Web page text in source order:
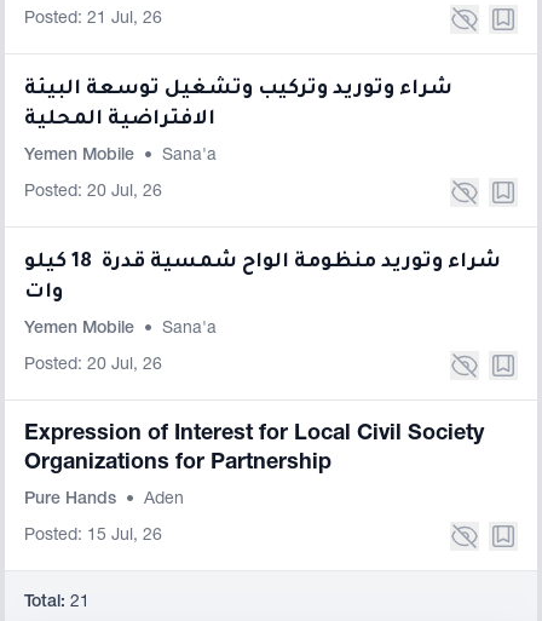
Posted: 21 Jul, 26
شراء وتوريد وتركيب وتشغيل توسعة البيئة
الافتراضية المحلية
Yemen Mobile • Sana'a
Posted: 20 Jul, 26
شراء وتوريد منظومة الواح شمسية قدرة 18 كيلو
وات
Yemen Mobile • Sana'a
Posted: 20 Jul, 26
Expression of Interest for Local Civil Society
Organizations for Partnership
Pure Hands • Aden
Posted: 15 Jul, 26
Total: 21